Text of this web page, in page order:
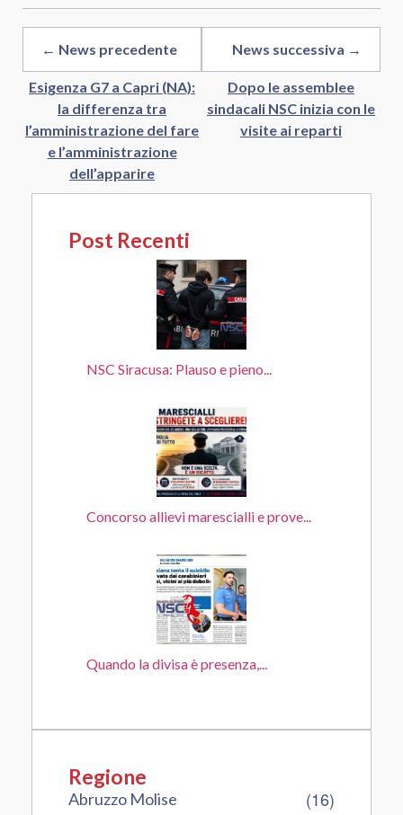
← News precedente
Esigenza G7 a Capri (NA):
la differenza tra
l’amministrazione del fare
e l’amministrazione
dell’apparire
News successiva →
Dopo le assemblee
sindacali NSC inizia con le
visite ai reparti
Post Recenti
NSC Siracusa: Plauso e pieno...
Concorso allievi marescialli e prove...
Quando la divisa è presenza,...
Regione
Abruzzo Molise (16)